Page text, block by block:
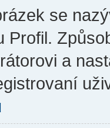
se
Profil.
a